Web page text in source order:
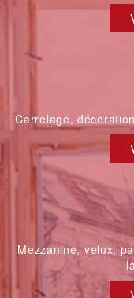
Carrelage,
Mezzanine, velux,